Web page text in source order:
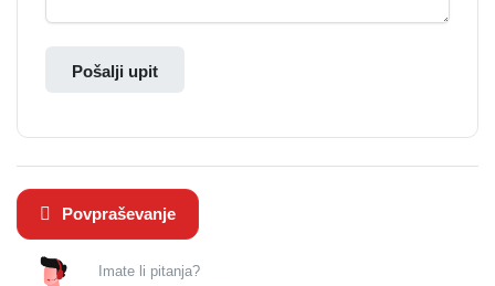
Pošalji upit
Povpraševanje
Imate li pitanja?